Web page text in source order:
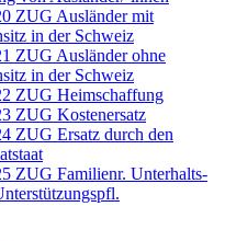
ZUG Ausländer mit
in der Schweiz
ZUG Ausländer ohne
in der Schweiz
ZUG Heimschaffung
ZUG Kostenersatz
ZUG Ersatz durch den
ZUG Familienr. Unterhalts-